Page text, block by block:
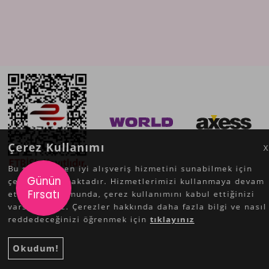
Çerez Kullanımı
X
Bu site size en iyi alışveriş hizmetini sunabilmek için
çerez kullanmaktadır. Hizmetlerimizi kullanmaya devam
etmeniz durumunda, çerez kullanımını kabul ettiğinizi
varsayacağız. Çerezler hakkında daha fazla bilgi ve nasıl
reddedeceğinizi öğrenmek için tıklayınız
Okudum!
Günün
Fırsatı